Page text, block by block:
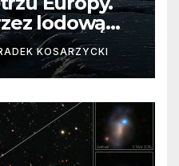
lodową
KOSARZYCKI